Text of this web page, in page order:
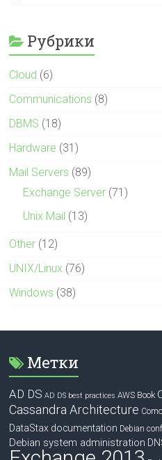
Рубрики
Cloud (6)
Communications (8)
DBMS (18)
Hardware (31)
Mail Servers (89)
Exchange Server (71)
Unix Mail (13)
Other (12)
UNIX/Linux (76)
Windows (38)
Метки
AD DS AD DS best practices AWS Book
Cassandra Architecture
DataStax documentation Debian
Debian system administration